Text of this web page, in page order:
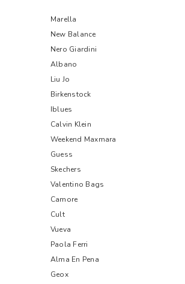
Marella
New Balance
Nero Giardini
Albano
Liu Jo
Birkenstock
Iblues
Calvin Klein
Weekend Maxmara
Guess
Skechers
Valentino Bags
Camore
Cult
Vueva
Paola Ferri
Alma En Pena
Geox